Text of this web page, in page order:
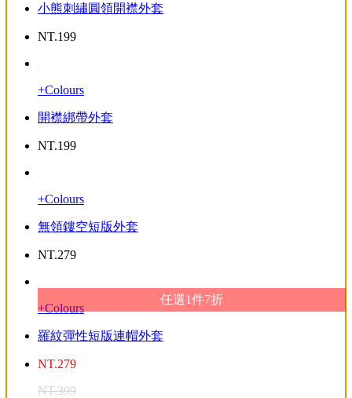
小熊刺繡圓領開襟外套
NT.199
+Colours
開襟綁帶外套
NT.199
+Colours
無領鏤空短版外套
NT.279
+Colours
任選1件7折
羅紋彈性短版連帽外套
NT.279
NT.399